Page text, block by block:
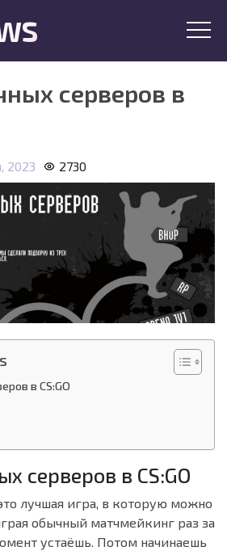
серверов в
2023 2730
в CS:GO
серверов в CS:GO
лучшая игра, в которую можно
обычный матчмейкинг раз за
устаёшь. Потом начинаешь